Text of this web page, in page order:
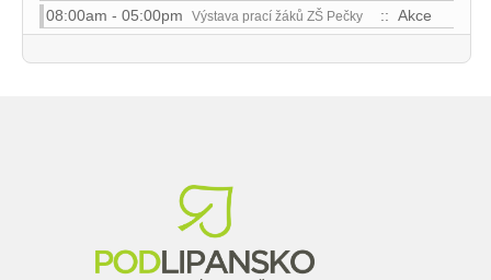
08:00am - 05:00pm Výstava prací žáků ZŠ Pečky :: Akce